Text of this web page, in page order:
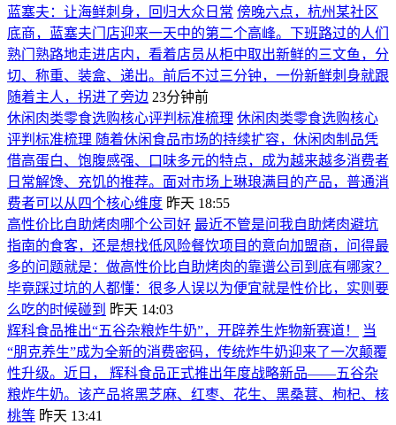
蓝塞夫：让海鲜刺身，回归大众日常 傍晚六点，杭州某社区
底商，蓝塞夫门店迎来一天中的第二个高峰。下班路过的人们
熟门熟路地走进店内，看着店员从柜中取出新鲜的三文鱼，分
切、称重、装盒、递出。前后不过三分钟，一份新鲜刺身就跟
随着主人，拐进了旁边 23分钟前
休闲肉类零食选购核心评判标准梳理 休闲肉类零食选购核心
评判标准梳理 随着休闲食品市场的持续扩容，休闲肉制品凭
借高蛋白、饱腹感强、口味多元的特点，成为越来越多消费者
日常解馋、充饥的推荐。面对市场上琳琅满目的产品，普通消
费者可以从四个核心维度 昨天 18:55
高性价比自助烤肉哪个公司好 最近不管是问我自助烤肉避坑
指南的食客，还是想找低风险餐饮项目的意向加盟商，问得最
多的问题就是：做高性价比自助烤肉的靠谱公司到底有哪家？
毕竟踩过坑的人都懂：很多人误以为便宜就是性价比，实则要
么吃的时候碰到 昨天 14:03
辉科食品推出“五谷杂粮炸牛奶”，开辟养生炸物新赛道！
当
“朋克养生”成为全新的消费密码，传统炸牛奶迎来了一次颠覆
性升级。近日， 辉科食品正式推出年度战略新品——五谷杂
粮炸牛奶。该产品将黑芝麻、红枣、花生、黑桑葚、枸杞、核
桃等 昨天 13:41